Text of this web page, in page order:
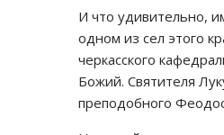
И что удивительно,
одном из сел этого
черкасского
Божий. Святителя
преподобного